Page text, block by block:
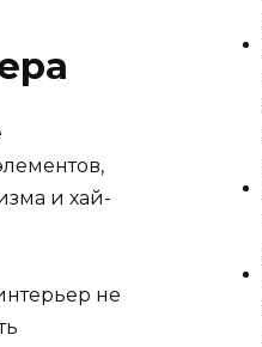
и хай-
не